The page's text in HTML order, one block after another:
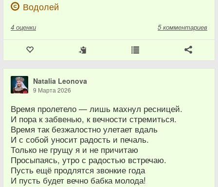
Водолей
4 оценки 5 комментариев
Natalia Leonova
9 Марта 2026
Время пролетело — лишь махнул ресницей.
И пора к забвенью, к вечности стремиться.
Время так безжалостно улетает вдаль
И с собой уносит радость и печаль.
Только не грущу я и не причитаю
Просыпаясь, утро с радостью встречаю.
Пусть ещё продлятся звонкие года
И пусть будет вечно бабка молода!